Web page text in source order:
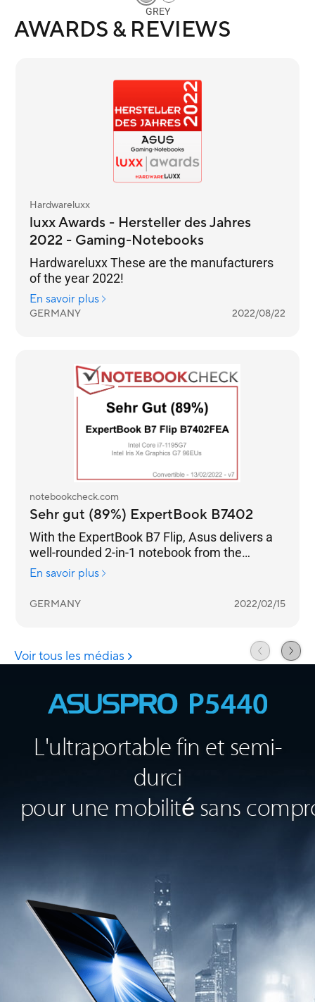
L'ultraportable fin et semi-
durci
pour une mobilité sans